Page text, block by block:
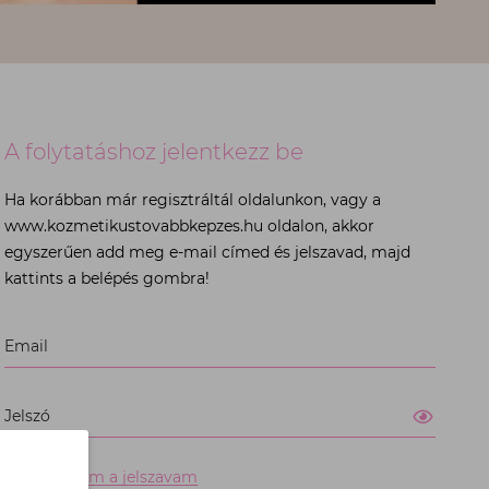
A folytatáshoz jelentkezz be
Ha korábban már regisztráltál oldalunkon, vagy a
www.kozmetikustovabbkepzes.hu oldalon, akkor
egyszerűen add meg e-mail címed és jelszavad, majd
kattints a belépés gombra!
töltse
összes
Email
Jelszó
Elfelejtettem a jelszavam
36701234567